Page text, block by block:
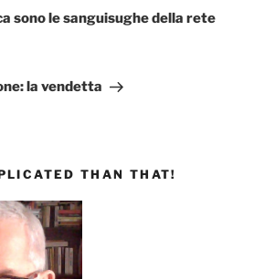
sono le sanguisughe della rete
la vendetta
THAN THAT!